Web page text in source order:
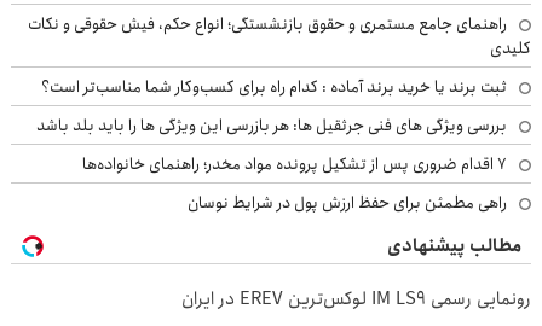
راهنمای جامع مستمری و حقوق بازنشستگی؛ انواع حکم، فیش حقوقی و نکات
کلیدی
ثبت برند یا خرید برند آماده : کدام راه برای کسب‌وکار شما مناسب‌تر است؟
بررسی ویژگی های فنی جرثقیل ها: هر بازرسی این ویژگی ها را باید بلد باشد
۷ اقدام ضروری پس از تشکیل پرونده مواد مخدر؛ راهنمای خانواده‌ها
راهی مطمئن برای حفظ ارزش پول در شرایط نوسان
مطالب پیشنهادی
رونمایی رسمی IM LS9 لوکس‌ترین EREV در ایران